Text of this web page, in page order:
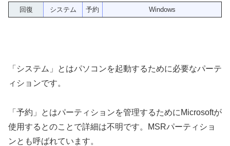
回復 システム 予約 Windows
「システム」とはパソコンを起動するために必要なパーテ
ィションです。
「予約」とはパーティションを管理するためにMicrosoftが
使用するとのことで詳細は不明です。MSRパーティショ
ンとも呼ばれています。